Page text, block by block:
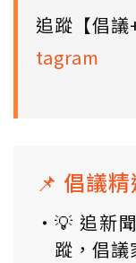
追蹤【倡議
tagram
📌 倡議
💡 追新
蹤，倡議